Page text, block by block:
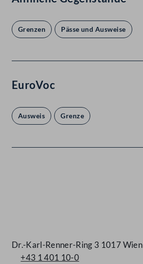
Grenzen Pässe und Ausweise
EuroVoc
Ausweis Grenze
Dr.-Karl-Renner-Ring 3 1017 Wien
+43 1 401 10-0